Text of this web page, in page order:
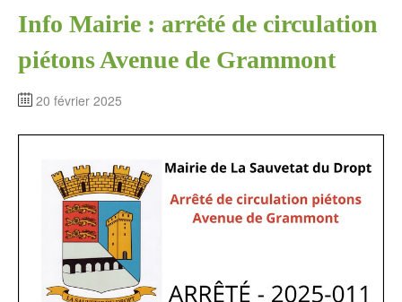
Info Mairie : arrêté de circulation
piétons Avenue de Grammont
20 février 2025